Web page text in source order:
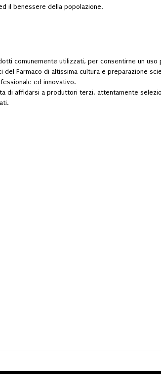
il benessere della popolazione.
comunemente utilizzati, per consentirne un uso
Farmaco di altissima cultura e preparazione
ed innovativo.
di affidarsi a produttori terzi, attentamente